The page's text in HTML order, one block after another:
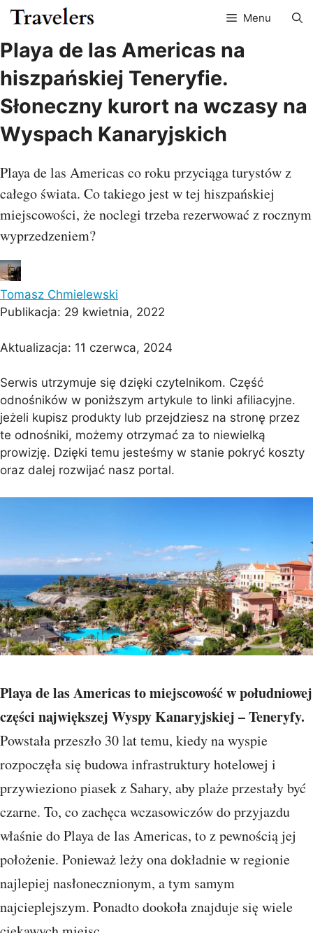
Przejdź
do
treści
Menu
Playa de las Americas na
hiszpańskiej Teneryfie.
Słoneczny kurort na wczasy na
Wyspach Kanaryjskich
Playa de las Americas co roku przyciąga turystów z
całego świata. Co takiego jest w tej hiszpańskiej
miejscowości, że noclegi trzeba rezerwować z rocznym
wyprzedzeniem?
Tomasz Chmielewski
Publikacja: 29 kwietnia, 2022
Aktualizacja: 11 czerwca, 2024
Serwis utrzymuje się dzięki czytelnikom. Część
odnośników w poniższym artykule to linki afiliacyjne.
jeżeli kupisz produkty lub przejdziesz na stronę przez
te odnośniki, możemy otrzymać za to niewielką
prowizję. Dzięki temu jesteśmy w stanie pokryć koszty
oraz dalej rozwijać nasz portal.
Playa de las Americas to miejscowość w południowej
części największej Wyspy Kanaryjskiej – Teneryfy.
Powstała przeszło 30 lat temu, kiedy na wyspie
rozpoczęła się budowa infrastruktury hotelowej i
przywieziono piasek z Sahary, aby plaże przestały być
czarne. To, co zachęca wczasowiczów do przyjazdu
właśnie do Playa de las Americas, to z pewnością jej
położenie. Ponieważ leży ona dokładnie w regionie
najlepiej nasłonecznionym, a tym samym
najcieplejszym. Ponadto dookoła znajduje się wiele